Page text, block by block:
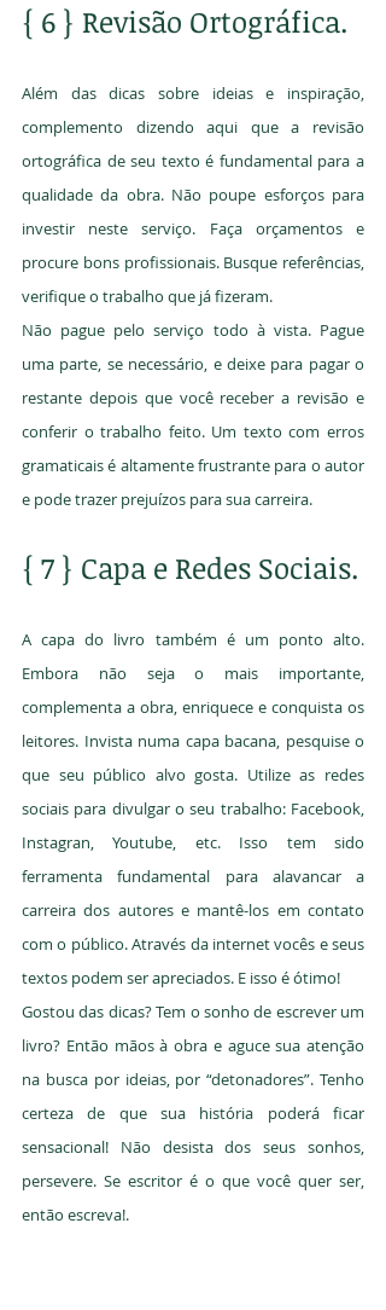
{ 6 } Revisão Ortográfica.
Além das dicas sobre ideias e inspiração,
complemento dizendo aqui que a revisão
ortográfica de seu texto é fundamental para a
qualidade da obra. Não poupe esforços para
investir neste serviço. Faça orçamentos e
procure bons profissionais. Busque referências,
verifique o trabalho que já fizeram.
Não pague pelo serviço todo à vista. Pague
uma parte, se necessário, e deixe para pagar o
restante depois que você receber a revisão e
conferir o trabalho feito. Um texto com erros
gramaticais é altamente frustrante para o autor
e pode trazer prejuízos para sua carreira.
{ 7 } Capa e Redes Sociais.
A capa do livro também é um ponto alto.
Embora não seja o mais importante,
complementa a obra, enriquece e conquista os
leitores. Invista numa capa bacana, pesquise o
que seu público alvo gosta. Utilize as redes
sociais para divulgar o seu trabalho: Facebook,
Instagran, Youtube, etc. Isso tem sido
ferramenta fundamental para alavancar a
carreira dos autores e mantê-los em contato
com o público. Através da internet vocês e seus
textos podem ser apreciados. E isso é ótimo!
Gostou das dicas? Tem o sonho de escrever um
livro? Então mãos à obra e aguce sua atenção
na busca por ideias, por “detonadores”. Tenho
certeza de que sua história poderá ficar
sensacional! Não desista dos seus sonhos,
persevere. Se escritor é o que você quer ser,
então escreva!.